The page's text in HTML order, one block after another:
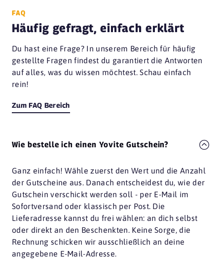
FAQ
Häufig gefragt, einfach erklärt
Du hast eine Frage? In unserem Bereich für häufig
gestellte Fragen findest du garantiert die Antworten
auf alles, was du wissen möchtest. Schau einfach
rein!
Zum FAQ Bereich
Wie bestelle ich einen Yovite Gutschein?
Ganz einfach! Wähle zuerst den Wert und die Anzahl
der Gutscheine aus. Danach entscheidest du, wie der
Gutschein verschickt werden soll - per E-Mail im
Sofortversand oder klassisch per Post. Die
Lieferadresse kannst du frei wählen: an dich selbst
oder direkt an den Beschenkten. Keine Sorge, die
Rechnung schicken wir ausschließlich an deine
angegebene E-Mail-Adresse.